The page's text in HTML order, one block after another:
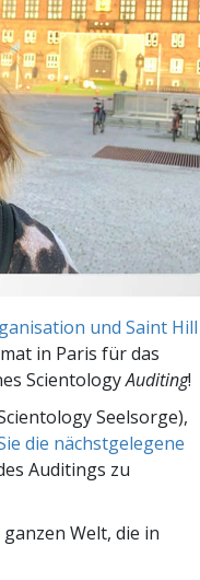
und Saint Hill
in Paris für das
ScientologyAuditing!
Seelsorge),
die nächstgelegene
Auditings zu
Welt, die in